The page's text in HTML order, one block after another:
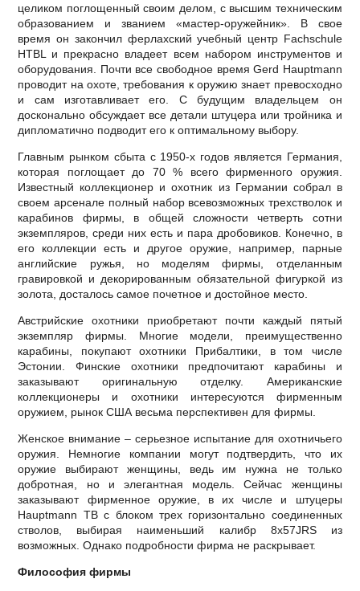
целиком поглощенный своим делом, с высшим техническим
образованием и званием «мастер-оружейник». В свое
время он закончил ферлахский учебный центр Fachschule
HTBL и прекрасно владеет всем набором инструментов и
оборудования. Почти все свободное время Gerd Hauptmann
проводит на охоте, требования к оружию знает превосходно
и сам изготавливает его. С будущим владельцем он
досконально обсуждает все детали штуцера или тройника и
дипломатично подводит его к оптимальному выбору.
Главным рынком сбыта с 1950-х годов является Германия,
которая поглощает до 70 % всего фирменного оружия.
Известный коллекционер и охотник из Германии собрал в
своем арсенале полный набор всевозможных трехстволок и
карабинов фирмы, в общей сложности четверть сотни
экземпляров, среди них есть и пара дробовиков. Конечно, в
его коллекции есть и другое оружие, например, парные
английские ружья, но моделям фирмы, отделанным
гравировкой и декорированным обязательной фигуркой из
золота, досталось самое почетное и достойное место.
Австрийские охотники приобретают почти каждый пятый
экземпляр фирмы. Многие модели, преимущественно
карабины, покупают охотники Прибалтики, в том числе
Эстонии. Финские охотники предпочитают карабины и
заказывают оригинальную отделку. Американские
коллекционеры и охотники интересуются фирменным
оружием, рынок США весьма перспективен для фирмы.
Женское внимание – серьезное испытание для охотничьего
оружия. Немногие компании могут подтвердить, что их
оружие выбирают женщины, ведь им нужна не только
добротная, но и элегантная модель. Сейчас женщины
заказывают фирменное оружие, в их числе и штуцеры
Hauptmann TB с блоком трех горизонтально соединенных
стволов, выбирая наименьший калибр 8х57JRS из
возможных. Однако подробности фирма не раскрывает.
Философия фирмы